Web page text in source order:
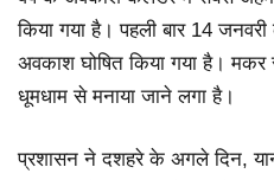
किया गया है। पहली बार 14
अवकाश घोषित किया गया है।
धूमधाम से मनाया जाने लगा है।
प्रशासन ने दशहरे के अगले दिन,